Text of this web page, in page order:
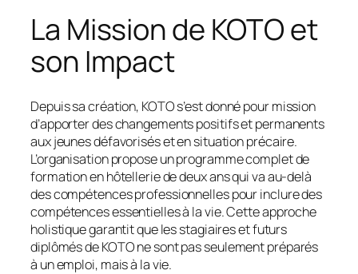
La Mission de KOTO et
son Impact
Depuis sa création, KOTO s’est donné pour mission
d’apporter des changements positifs et permanents
aux jeunes défavorisés et en situation précaire.
L’organisation propose un programme complet de
formation en hôtellerie de deux ans qui va au-delà
des compétences professionnelles pour inclure des
compétences essentielles à la vie. Cette approche
holistique garantit que les stagiaires et futurs
diplômés de KOTO ne sont pas seulement préparés
à un emploi, mais à la vie.